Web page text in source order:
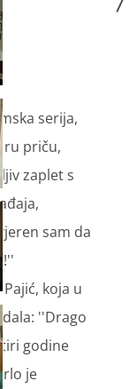
serija,
priču,
zaplet s
sam da
koja u
''Drago
godine
je